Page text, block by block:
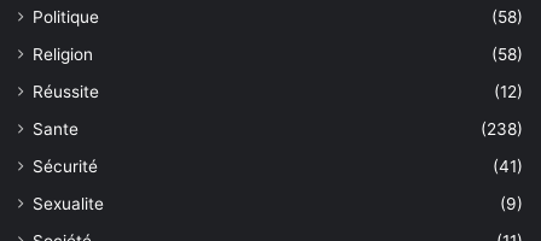
Politique
(58)
Religion
(58)
Réussite
(12)
Sante
(238)
Sécurité
(41)
Sexualite
(9)